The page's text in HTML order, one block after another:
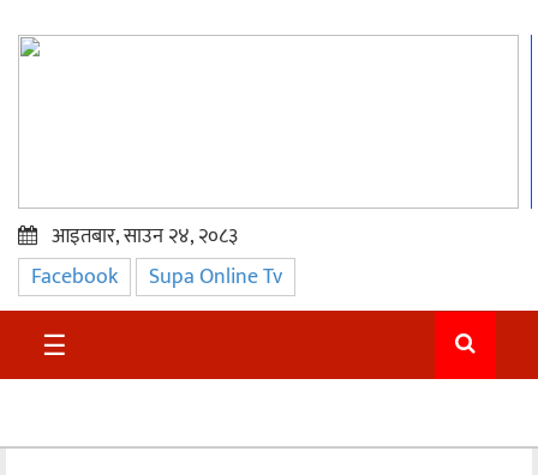
प्रमुख
समाचार
सुदुर
आइतबार, साउन २४, २०८३
Facebook Supa Online Tv
☰